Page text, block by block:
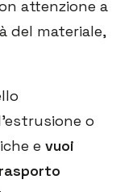
attenzione a
del materiale,
o
e vuoi